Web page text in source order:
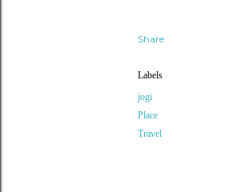
Share
Labels
jogi
Place
Travel